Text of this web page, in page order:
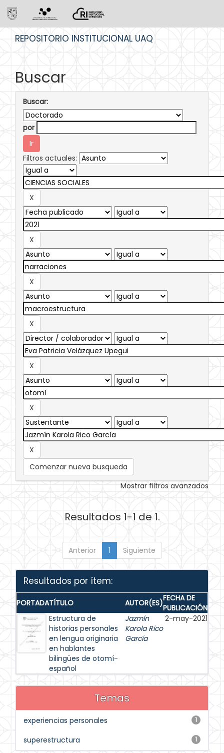
REPOSITORIO INSTITUCIONAL UAQ
Buscar
Buscar:
por
Filtros actuales:
Comenzar nueva busqueda
Mostrar filtros avanzados
Resultados 1-1 de 1.
Anterior 1 Siguiente
Resultados por ítem:
PORTADATÍTULO AUTOR(ES)FECHA DE
PUBLICACIÓN
Estructura de
historias personales
en lengua originaria
en hablantes
bilingües de otomí-
español
Jazmín
Karola Rico
García
2-may-2021
Temas
1
experiencias personales
1
superestructura